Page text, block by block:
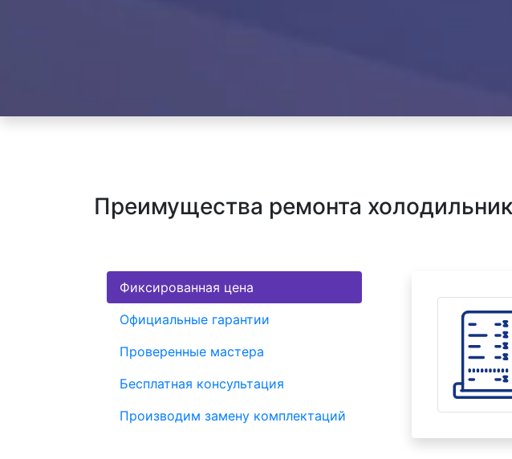
Преимущества ремонта
Фиксированная цена
Официальные гарантии
Проверенные мастера
Бесплатная консультация
Производим замену комплектаций